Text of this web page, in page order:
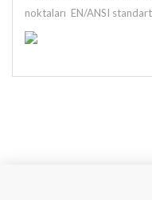
noktaları EN/ANSI